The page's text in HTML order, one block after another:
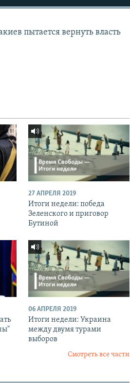
пытается вернуть власть
27 АПРЕЛЯ 2019
Итоги недели: победа
Зеленского и приговор
Бутиной
06 АПРЕЛЯ 2019
Итоги недели: Украина
между двумя турами
выборов
Смотреть все части